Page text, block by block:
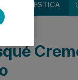
DOMESTICA